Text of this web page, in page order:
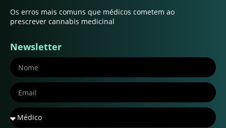
Os erros mais comuns que médicos cometem ao
prescrever cannabis medicinal
Newsletter